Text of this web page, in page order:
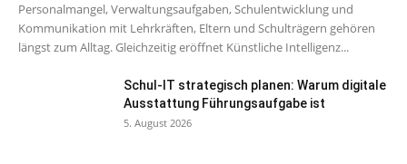
Personalmangel, Verwaltungsaufgaben, Schulentwicklung und
Kommunikation mit Lehrkräften, Eltern und Schulträgern gehören
längst zum Alltag. Gleichzeitig eröffnet Künstliche Intelligenz...
Schul-IT strategisch planen: Warum digitale
Ausstattung Führungsaufgabe ist
5. August 2026